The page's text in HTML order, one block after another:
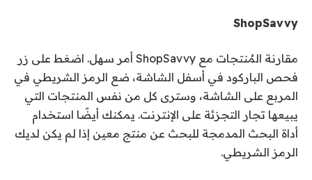
ShopSavvy
مقارنة المُنتجات مع ShopSavvy أمر سهل. اضغط على زر
فحص الباركود في أسفل الشاشة، ضع الرمز الشريطي في
المربع على الشاشة، وسترى كل من نفس المنتجات التي
يبيعها تجار التجزئة على الإنترنت. يمكنك أيضًا استخدام
أداة البحث المدمجة للبحث عن منتج معين إذا لم يكن لديك
الرمز الشريطي.